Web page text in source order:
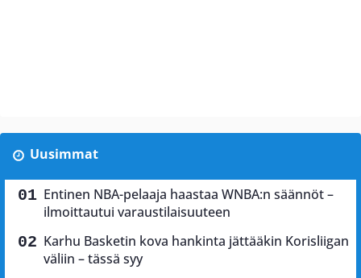
Uusimmat
Entinen NBA-pelaaja haastaa WNBA:n säännöt –
ilmoittautui varaustilaisuuteen
Karhu Basketin kova hankinta jättääkin Korisliigan
väliin – tässä syy